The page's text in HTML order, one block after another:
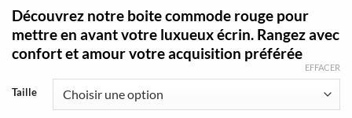
prix :
€84,35
à
€143,50
Découvrez notre boite commode rouge pour
mettre en avant votre luxueux écrin. Rangez avec
confort et amour votre acquisition préférée
Taille
EFFACER